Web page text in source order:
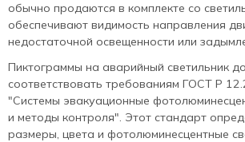
обычно продаются в комплекте со
обеспечивают видимость направления
недостаточной освещенности или
Пиктограммы на аварийный светильник
соответствовать требованиям ГОСТ Р
"Системы эвакуационные
и методы контроля". Этот стандарт
размеры, цвета и фотолюминесцентные